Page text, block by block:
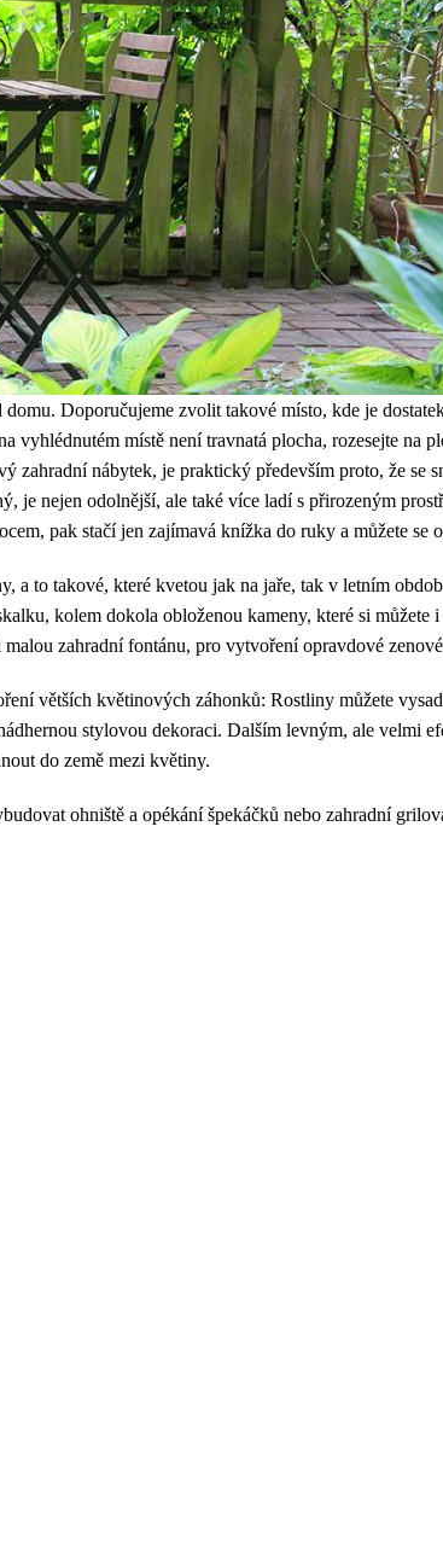
Doporučujeme zvolit takové místo, kde je
vyhlédnutém místě není travnatá plocha, rozesejte na
nábytek, je praktický především proto, že se
nejen odolnější, ale také více ladí s přirozeným
pak stačí jen zajímavá knížka do ruky a můžete se
to takové, které kvetou jak na jaře, tak v letním
kolem dokola obloženou kameny, které si můžete
zahradní fontánu, pro vytvoření opravdové
větších květinových záhonků: Rostliny můžete
stylovou dekoraci. Dalším levným, ale velmi
do země mezi květiny.
ohniště a opékání špekáčků nebo zahradní